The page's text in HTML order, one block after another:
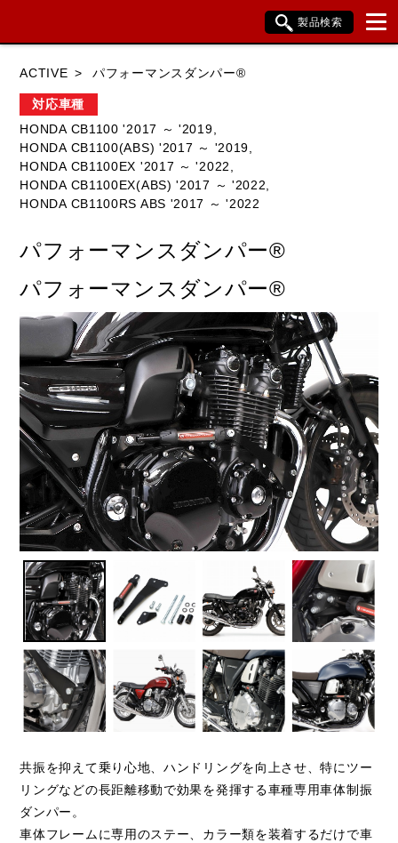
製品検索
HONDA YAMAHA SUZUKI
KAWASAKI BMW DUCATI
ACTIVE パフォーマンスダンパー®
対応車種
HONDA CB1100 '2017 ～ '2019,
HONDA CB1100(ABS) '2017 ～ '2019,
HONDA CB1100EX '2017 ～ '2022,
HONDA CB1100EX(ABS) '2017 ～ '2022,
HONDA CB1100RS ABS '2017 ～ '2022
パフォーマンスダンパー®
パフォーマンスダンパー®
共振を抑えて乗り心地、ハンドリングを向上させ、特にツー
リングなどの長距離移動で効果を発揮する車種専用車体制振
ダンパー。
車体フレームに専用のステー、カラー類を装着するだけで車